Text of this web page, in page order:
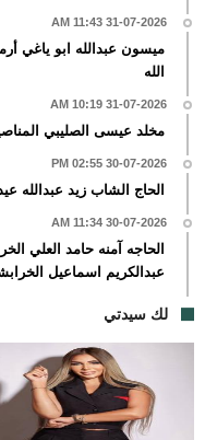
31-07-2026 11:43 AM
ميسون عبدالله ابو ياغي
الله
31-07-2026 10:19 AM
مخلد عيسى الصليبي
30-07-2026 02:55 PM
الحاج الشاب زيد عبدالله
30-07-2026 11:34 AM
الحاجه آمنه حامد العلي
عبدالكريم اسماعيل
لك سيدتي